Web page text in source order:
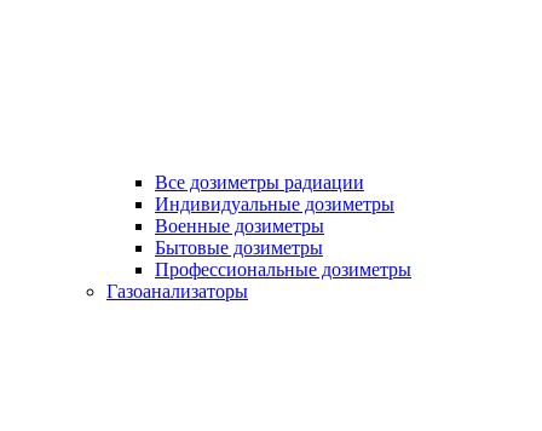
Все дозиметры радиации
Индивидуальные дозиметры
Военные дозиметры
Бытовые дозиметры
Профессиональные дозиметры
Газоанализаторы